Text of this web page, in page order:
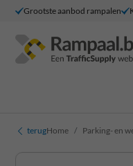
Grootste aanbod rampalen
terugHome Parking- en